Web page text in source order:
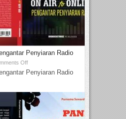
Penyiaran Radio
Off
Penyiaran Radio